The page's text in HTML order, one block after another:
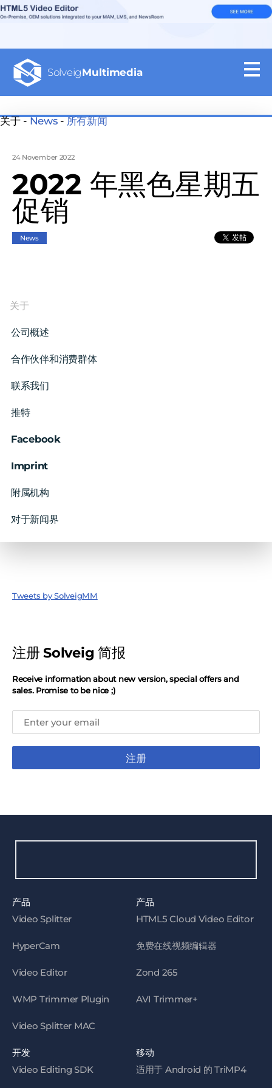
SolveigMultimedia
关于 -News-所有新闻
24 November 2022
2022 年黑色星期五
促销
News
关于
公司概述
合作伙伴和消费群体
联系我们
推特
Facebook
Imprint
附属机构
对于新闻界
Tweets by SolveigMM
注册 Solveig 简报
Receive information about new version, special offers and
sales. Promise to be nice ;)
注册
产品
Video Splitter
HyperCam
Video Editor
WMP Trimmer Plugin
Video Splitter MAC
产品
HTML5 Cloud Video Editor
免费在线视频编辑器
Zond 265
AVI Trimmer+
开发
Video Editing SDK
移动
适用于 Android 的 TriMP4